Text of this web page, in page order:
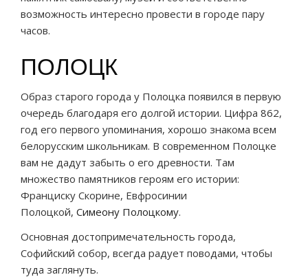
возможность интересно провести в городе пару
часов.
ПОЛОЦК
Образ старого города у Полоцка появился в первую
очередь благодаря его долгой истории. Цифра 862,
год его первого упоминания, хорошо знакома всем
белорусским школьникам. В современном Полоцке
вам не дадут забыть о его древности. Там
множество памятников героям его истории:
Франциску Скорине, Евфросинии
Полоцкой, Симеону Полоцкому.
Основная достопримечательность города,
Софийский собор, всегда радует поводами, чтобы
туда заглянуть.